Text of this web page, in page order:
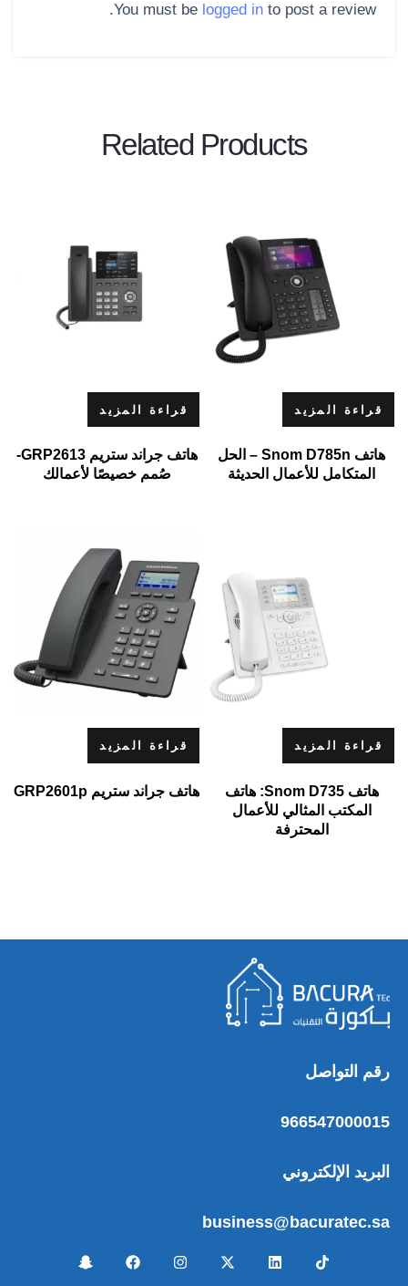
You must be logged in to post a review.
Related Products
قراءة المزيد
هاتف Snom D785n – الحل
المتكامل للأعمال الحديثة
قراءة المزيد
هاتف جراند ستريم GRP2613-
صُمم خصيصًا لأعمالك
قراءة المزيد
هاتف Snom D735: هاتف
المكتب المثالي للأعمال
المحترفة
قراءة المزيد
هاتف جراند ستريم GRP2601p
رقم التواصل
966547000015
البريد الإلكتروني
business@bacuratec.sa